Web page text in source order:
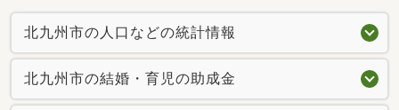
北九州市の人口などの統計情報
北九州市の結婚・育児の助成金